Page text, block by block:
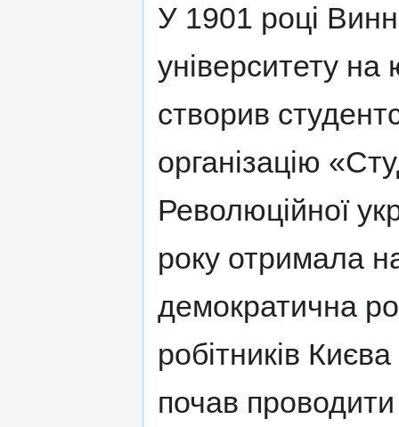
У 1901 році
університету
створив
організацію
Революційної
року отримала
демократична
робітників
почав проводити